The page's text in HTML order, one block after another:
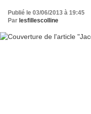
Publié le 03/06/2013 à 19:45
Par lesfillescolline